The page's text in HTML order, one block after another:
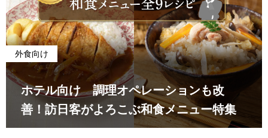
外食向け
ホテル向け 調理オペレーションも改
善！訪日客がよろこぶ和食メニュー特集